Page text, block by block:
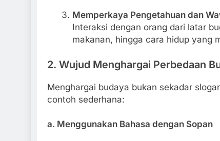
Memperkaya Pengetahuan dan
Interaksi dengan orang dari latar
makanan, hingga cara hidup yang
2. Wujud Menghargai Perbedaan
Menghargai budaya bukan sekadar
contoh sederhana:
a. Menggunakan Bahasa dengan Sopan